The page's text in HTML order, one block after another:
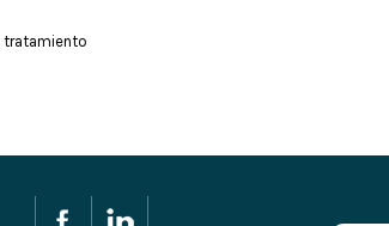
tratamiento